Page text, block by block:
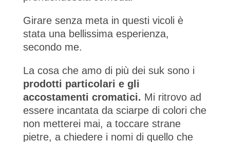
Girare senza meta in questi vicoli è
stata una bellissima esperienza,
secondo me.
La cosa che amo di più dei suk sono i
prodotti particolari e gli
accostamenti cromatici. Mi ritrovo ad
essere incantata da sciarpe di colori che
non metterei mai, a toccare strane
pietre, a chiedere i nomi di quello che